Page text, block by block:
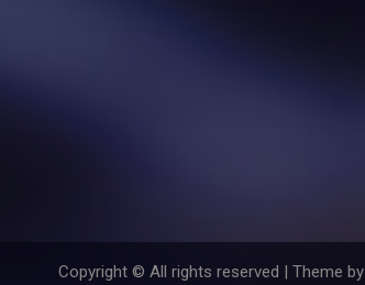
Copyright © All rights reserved | Theme by